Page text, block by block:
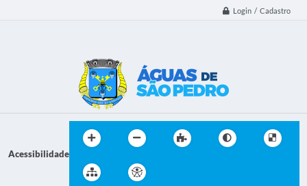
Login / Cadastro
Acessibilidade